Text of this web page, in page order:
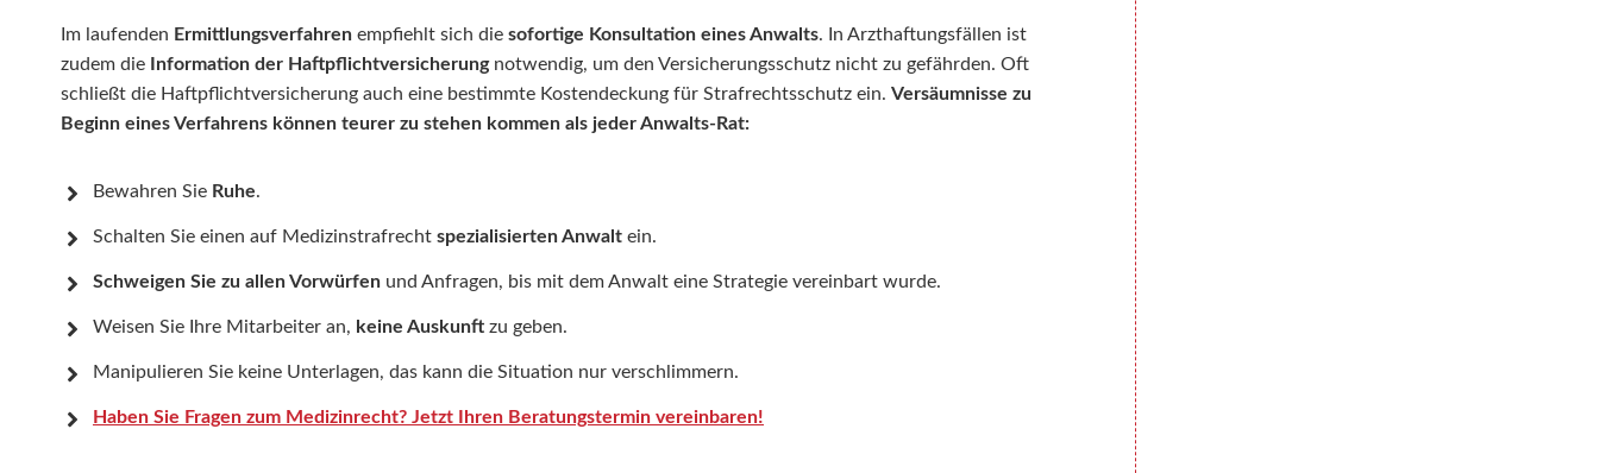
Im laufenden Ermittlungsverfahren empfiehlt sich die sofortige Konsultation eines Anwalts. In Arzthaftungsfällen ist
zudem die
Information der Haftpflichtversicherungnotwendig, um den Versicherungsschutz nicht zu gefährden. Oft
schließt die Haftpflichtversicherung auch eine bestimmte Kostendeckung für Strafrechtsschutz ein. Versäumnisse zu
Beginn eines Verfahrens können teurer zu stehen kommen als jeder Anwalts-Rat:
Bewahren Sie Ruhe.
Schalten Sie einen auf Medizinstrafrecht spezialisierten Anwalt ein.
Schweigen Sie zu allen Vorwürfen und Anfragen, bis mit dem Anwalt eine Strategie vereinbart wurde.
Weisen Sie Ihre Mitarbeiter an, keine Auskunft zu geben.
Manipulieren Sie keine Unterlagen, das kann die Situation nur verschlimmern.
Haben Sie Fragen zum Medizinrecht? Jetzt Ihren Beratungstermin vereinbaren!